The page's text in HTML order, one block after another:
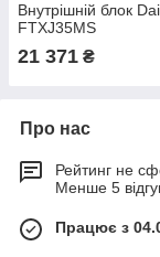
Внутрішній блок
FTXJ35MS
21 371 ₴
Про нас
Рейтинг не
Менше 5
Працює з